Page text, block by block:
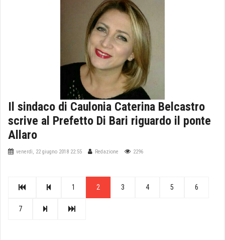
Il sindaco di Caulonia Caterina Belcastro
scrive al Prefetto Di Bari riguardo il ponte
Allaro
venerdì, 22 giugno 2018 22:55 Redazione 2296
1 2 3 4 5 6
7